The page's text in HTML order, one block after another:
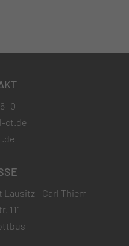
-0
ct.de
Lausitz - Carl Thiem
111